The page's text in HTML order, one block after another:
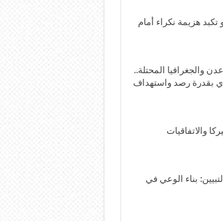
هزيمة نكراء أمام
والجغرافيا المحتلة..
بقدرة رصد واستهداف
والاتفاقيات
بناء الوعي في